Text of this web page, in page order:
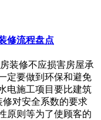
修流程盘点
装修不应损害房屋承
定要做到环保和避免
电施工项目要比建筑
对安全系数的要求
原则等为了使顾客的